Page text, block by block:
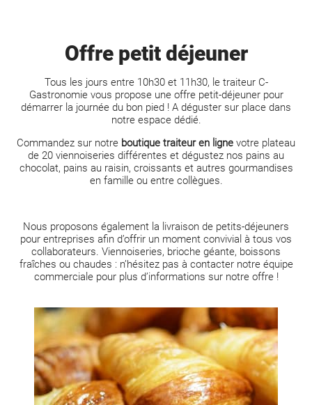
Offre petit déjeuner
Tous les jours entre 10h30 et 11h30, le traiteur C-
Gastronomie vous propose une offre petit-déjeuner pour
démarrer la journée du bon pied ! A déguster sur place dans
notre espace dédié.
Commandez sur notre boutique traiteur en ligne votre plateau
de 20 viennoiseries différentes et dégustez nos pains au
chocolat, pains au raisin, croissants et autres gourmandises
en famille ou entre collègues.
Nous proposons également la livraison de petits-déjeuners
pour entreprises afin d’offrir un moment convivial à tous vos
collaborateurs. Viennoiseries, brioche géante, boissons
fraîches ou chaudes : n’hésitez pas à contacter notre équipe
commerciale pour plus d’informations sur notre offre !